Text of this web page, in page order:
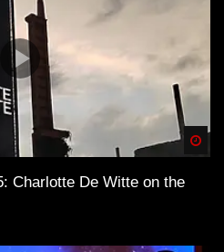
Charlotte De Witte on the